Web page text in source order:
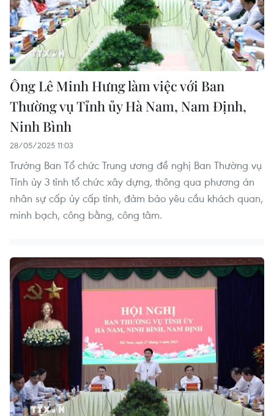
Ông Lê Minh Hưng làm việc với Ban
Thường vụ Tỉnh ủy Hà Nam, Nam Định,
Ninh Bình
28/05/2025 11:03
Trưởng Ban Tổ chức Trung ương đề nghị Ban Thường vụ
Tỉnh ủy 3 tỉnh tổ chức xây dựng, thông qua phương án
nhân sự cấp ủy cấp tỉnh, đảm bảo yêu cầu khách quan,
minh bạch, công bằng, công tâm.